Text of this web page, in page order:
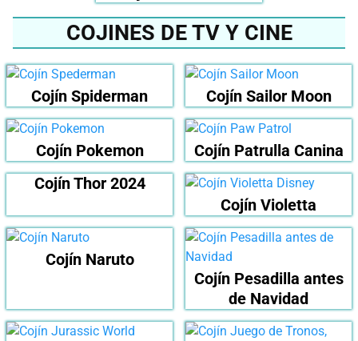
COJINES DE TV Y CINE
Cojín Spiderman Cojín Sailor Moon
Cojín Pokemon
Cojín Patrulla Canina
Cojín Thor 2024
Cojín Violetta
Cojín Naruto
Cojín Pesadilla antes
de Navidad